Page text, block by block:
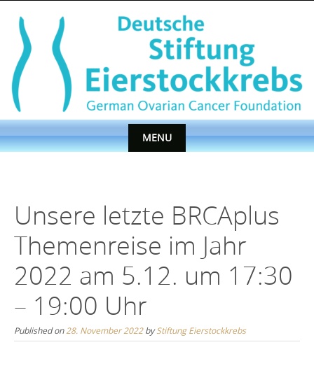
content
MENU
Unsere letzte BRCAplus
Themenreise im Jahr
2022 am 5.12. um 17:30
– 19:00 Uhr
Published on28. November 2022byStiftung Eierstockkrebs